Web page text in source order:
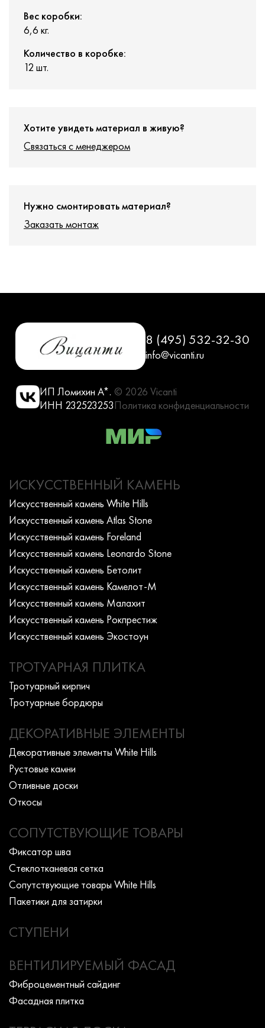
Вес коробки:
6,6 кг.
Количество в коробке:
12 шт.
Хотите увидеть материал в живую?
Связаться с менеджером
Нужно смонтировать материал?
Заказать монтаж
8 (495) 532-32-30
info@vicanti.ru
ИП Ломихин А*.
ИНН 232523253
© 2026 Vicanti
Политика конфиденциальности
ИСКУССТВЕННЫЙ КАМЕНЬ
Искусcтвенный камень White Hills
Искусcтвенный камень Atlas Stone
Искусcтвенный камень Foreland
Искусcтвенный камень Leonardo Stone
Искусcтвенный камень Бетолит
Искусcтвенный камень Камелот-М
Искусcтвенный камень Малахит
Искусcтвенный камень Рокпрестиж
Искусcтвенный камень Экостоун
ТРОТУАРНАЯ ПЛИТКА
Тротуарный кирпич
Тротуарные бордюры
ДЕКОРАТИВНЫЕ ЭЛЕМЕНТЫ
Декоративные элементы White Hills
Рустовые камни
Отливные доски
Откосы
СОПУТСТВУЮЩИЕ ТОВАРЫ
Фиксатор шва
Стеклотканевая сетка
Сопутствующие товары White Hills
Пакетики для затирки
СТУПЕНИ
ВЕНТИЛИРУЕМЫЙ ФАСАД
Фиброцементный сайдинг
Фасадная плитка